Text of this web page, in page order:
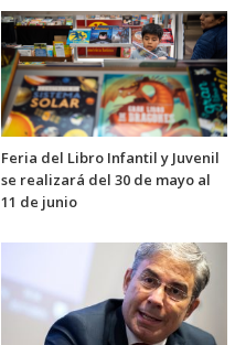
Feria del Libro Infantil y Juvenil
se realizará del 30 de mayo al
11 de junio